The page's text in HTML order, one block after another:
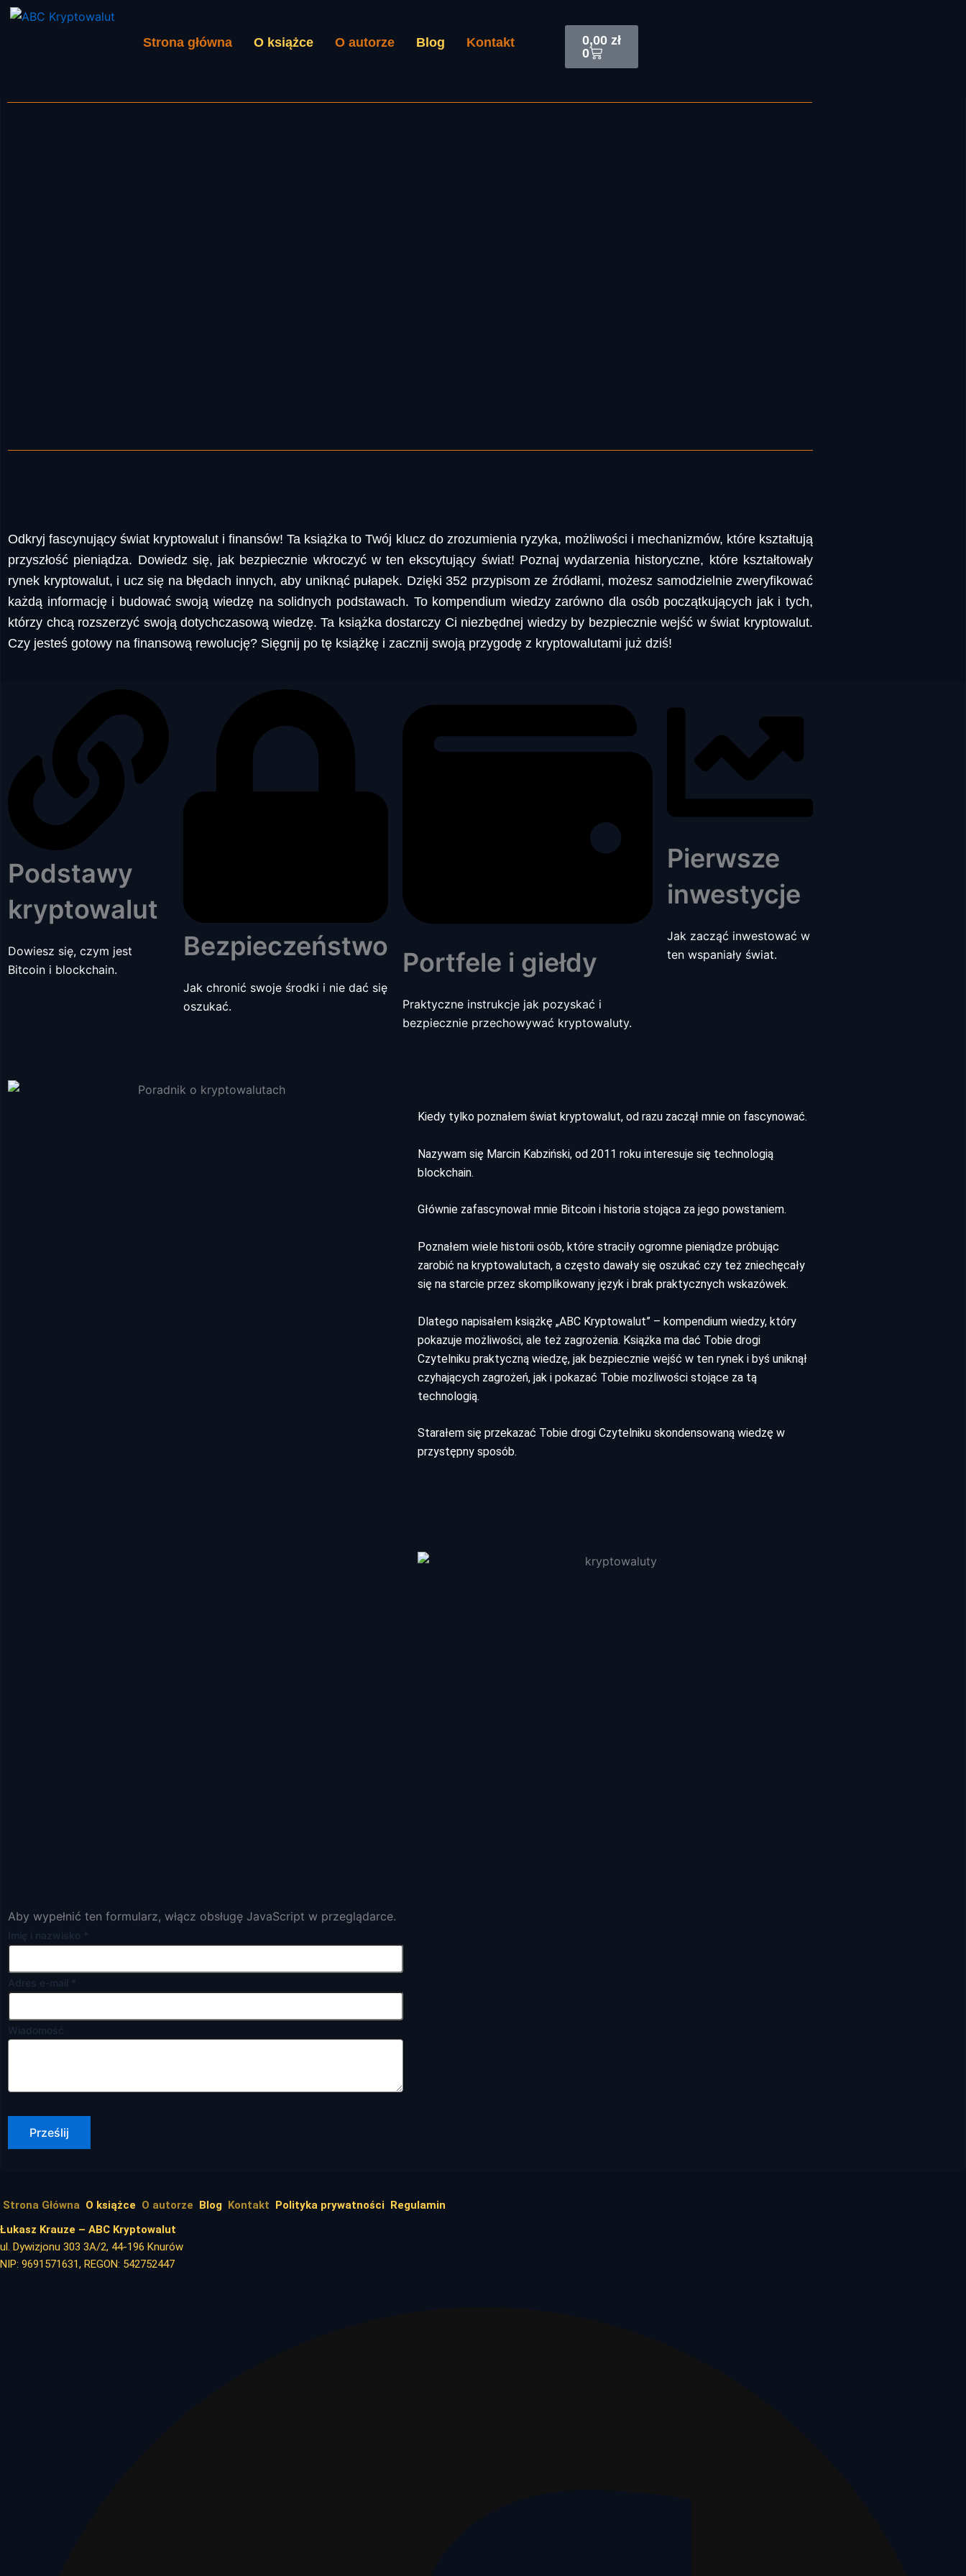
Przejdź
Strona główna O książce O autorze Blog Kontakt 0,00zł
0
Strona Główna
Odkryj fascynujący świat kryptowalut i finansów! Ta książka to Twój klucz do zrozumienia ryzyka, możliwości i mechanizmów, które kształtują
przyszłość pieniądza. Dowiedz się, jak bezpiecznie wkroczyć w ten ekscytujący świat! Poznaj wydarzenia historyczne, które kształtowały
rynek kryptowalut, i ucz się na błędach innych, aby uniknąć pułapek. Dzięki 352 przypisom ze źródłami, możesz samodzielnie zweryfikować
każdą informację i budować swoją wiedzę na solidnych podstawach. To kompendium wiedzy zarówno dla osób początkujących jak i tych,
którzy chcą rozszerzyć swoją dotychczasową wiedzę. Ta książka dostarczy Ci niezbędnej wiedzy by bezpiecznie wejść w świat kryptowalut.
Czy jesteś gotowy na finansową rewolucję? Sięgnij po tę książkę i zacznij swoją przygodę z kryptowalutami już dziś!
Podstawy
kryptowalut
Dowiesz się, czym jest
Bitcoin i blockchain.
Bezpieczeństwo
Jak chronić swoje środki i nie dać się
oszukać.
Portfele i giełdy
Praktyczne instrukcje jak pozyskać i
bezpiecznie przechowywać kryptowaluty.
Pierwsze
inwestycje
Jak zacząć inwestować w
ten wspaniały świat.
Kiedy tylko poznałem świat kryptowalut, od razu zaczął mnie on fascynować.
Nazywam się Marcin Kabziński, od 2011 roku interesuje się technologią
blockchain.
Głównie zafascynował mnie Bitcoin i historia stojąca za jego powstaniem.
Poznałem wiele historii osób, które straciły ogromne pieniądze próbując
zarobić na kryptowalutach, a często dawały się oszukać czy też zniechęcały
się na starcie przez skomplikowany język i brak praktycznych wskazówek.
Dlatego napisałem książkę „ABC Kryptowalut” – kompendium wiedzy, który
pokazuje możliwości, ale też zagrożenia. Książka ma dać Tobie drogi
Czytelniku praktyczną wiedzę, jak bezpiecznie wejść w ten rynek i byś uniknął
czyhających zagrożeń, jak i pokazać Tobie możliwości stojące za tą
technologią.
Starałem się przekazać Tobie drogi Czytelniku skondensowaną wiedzę w
przystępny sposób.
Aby wypełnić ten formularz, włącz obsługę JavaScript w przeglądarce.
Imię i nazwisko *
Adres e-mail *
Wiadomość
Prześlij
Strona Główna O książce O autorze Blog Kontakt Polityka prywatności Regulamin
Łukasz Krauze – ABC Kryptowalut
ul. Dywizjonu 303 3A/2, 44-196 Knurów
NIP: 9691571631, REGON: 542752447